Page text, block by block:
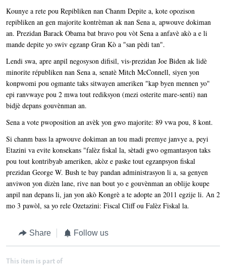
Kounye a rete pou Repibliken nan Chanm Depite a, kote opozison
repibliken an gen majorite kontrèman ak nan Sena a, apwouve dokiman
an. Prezidan Barack Obama bat bravo pou vòt Sena a anfavè akò a e li
mande depite yo swiv egzanp Gran Kò a "san pèdi tan".
Lendi swa, apre anpil negosyson difisil, vis-prezidan Joe Biden ak lidè
minorite républiken nan Sena a, senatè Mitch McConnell, siyen yon
konpwomi pou ogmante taks sitwayen ameriken "kap byen mennen yo"
epi ranvwaye pou 2 mwa tout rediksyon (mezi osterite mare-senti) nan
bidjè depans gouvènman an.
Sena a vote pwoposition an avèk yon gwo majorite: 89 vwa pou, 8 kont.
Si chanm bass la apwouve dokiman an tou madi premye janvye a, peyi
Etazini va evite konsekans "falèz fiskal la, sètadi gwo ogmantasyon taks
pou tout kontribyab ameriken, akòz e paske tout egzanpsyon fiskal
prezidan George W. Bush te bay pandan administrasyon li a, sa genyen
anviwon yon dizèn lane, rive nan bout yo e gouvènman an oblije koupe
anpil nan depans li, jan yon akò Kongrè a te adopte an 2011 egzije li. An 2
mo 3 pawòl, sa yo rele Ozetazini: Fiscal Cliff ou Falèz Fiskal la.
Share Follow us
This item is part of